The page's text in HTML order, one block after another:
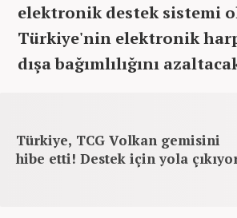
elektronik destek sistemi
Türkiye'nin elektronik
dışa bağımlılığını
Türkiye, TCG Volkan gemisini
hibe etti! Destek için yola